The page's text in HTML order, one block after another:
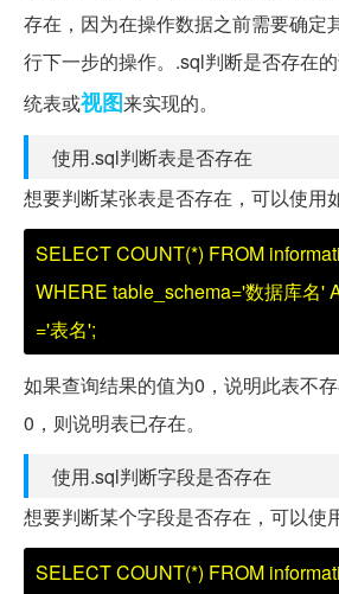
存在，因为在操作数据之前需要确定
行下一步的操作。.sql判断是否存在
统表或视图来实现的。
使用.sql判断表是否存在
想要判断某张表是否存在，可以使用
SELECT COUNT(*) FROM
WHERE table_schema='数据库名'
='表名';
如果查询结果的值为0，说明此表不
0，则说明表已存在。
使用.sql判断字段是否存在
想要判断某个字段是否存在，可以使
SELECT COUNT(*) FROM